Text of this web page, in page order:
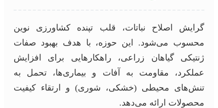
گرایش اصلاح نباتات، قلب تپنده کشاورزی نوین
محسوب می‌شود. این حوزه، با هدف بهبود صفات
ژنتیکی گیاهان زراعی، راهکارهایی برای افزایش
عملکرد، مقاومت به آفات و بیماری‌ها، تحمل به
تنش‌های محیطی (خشکی، شوری) و ارتقاء کیفیت
محصولات ارائه می‌دهد.